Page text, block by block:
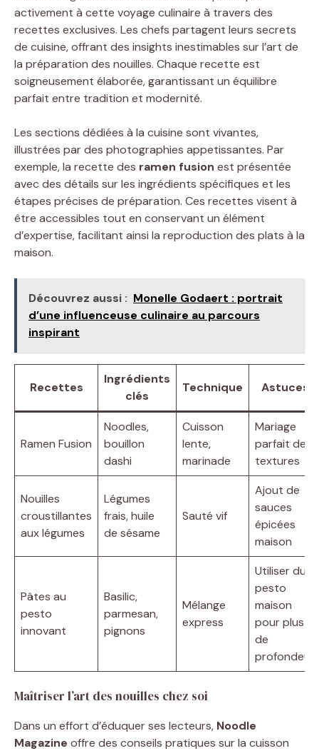
activement à cette voyage culinaire à travers des
recettes exclusives. Les chefs partagent leurs secrets
de cuisine, offrant des insights inestimables sur l’art de
la préparation des nouilles. Chaque recette est
soigneusement élaborée, garantissant un équilibre
parfait entre tradition et modernité.
Les sections dédiées à la cuisine sont vivantes,
illustrées par des photographies appetissantes. Par
exemple, la recette des ramen fusion est présentée
avec des détails sur les ingrédients spécifiques et les
étapes précises de préparation. Ces recettes visent à
être accessibles tout en conservant un élément
d’expertise, facilitant ainsi la reproduction des plats à la
maison.
Découvrez aussi : Monelle Godaert : portrait
d’une influenceuse culinaire au parcours
inspirant
Recettes
Ingrédients
clés
Technique Astuces
Ramen Fusion
Noodles,
bouillon
dashi
Cuisson
lente,
marinade
Mariage
parfait des
textures
Nouilles
croustillantes
aux légumes
Légumes
frais, huile
de sésame
Sauté vif
Ajout de
sauces
épicées
maison
Pâtes au
pesto
innovant
Basilic,
parmesan,
pignons
Mélange
express
Utiliser du
pesto
maison
pour plus
de
profondeur
Maîtriser l’art des nouilles chez soi
Dans un effort d’éduquer ses lecteurs, Noodle
Magazine offre des conseils pratiques sur la cuisson